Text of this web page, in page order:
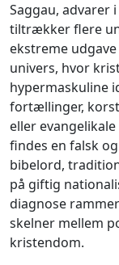
Saggau, advarer
tiltrækker flere
ekstreme
univers, hvor
hypermaskuline
fortællinger,
eller
findes en falsk
bibelord,
på giftig
diagnose
skelner mellem
kristendom.